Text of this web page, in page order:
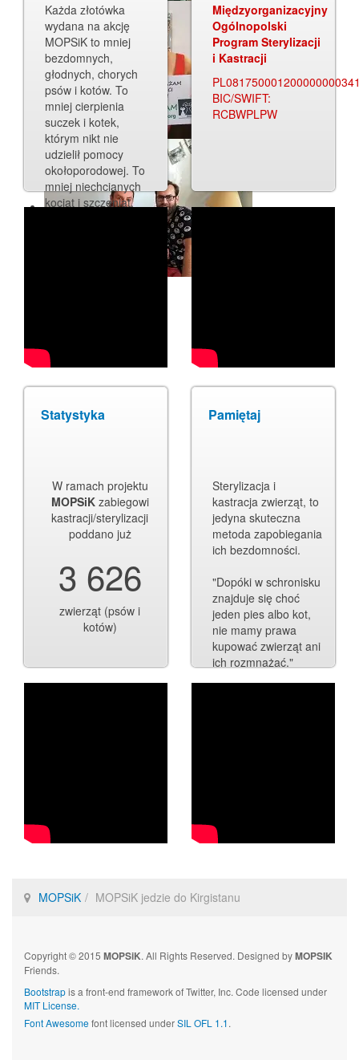
Każda złotówka
wydana na akcję
MOPSiK to mniej
bezdomnych,
głodnych, chorych
psów i kotów. To
mniej cierpienia
suczek i kotek,
którym nikt nie
udzielił pomocy
okołoporodowej. To
mniej niechcianych
kociąt i szczeniąt,
Międzyorganizacyjny
Ogólnopolski
Program Sterylizacji
i Kastracji
BIC/SWIFT:
RCBWPLPW
Statystyka
W ramach projektu
MOPSiKzabiegowi
kastracji/sterylizacji
poddano już
3 626
zwierząt (psów i
kotów)
Pamiętaj
Sterylizacja i
kastracja zwierząt, to
jedyna skuteczna
metoda zapobiegania
ich bezdomności.
"Dopóki w schronisku
znajduje się choć
jeden pies albo kot,
nie mamy prawa
kupować zwierząt ani
ich rozmnażać."
MOPSiK MOPSiK jedzie do Kirgistanu
Copyright © 2015 MOPSiK. All Rights Reserved. Designed byMOPSIK
Friends.
Bootstrapis a front-end framework of Twitter, Inc. Code licensed under
MIT License.
Font Awesomefont licensed underSIL OFL 1.1.